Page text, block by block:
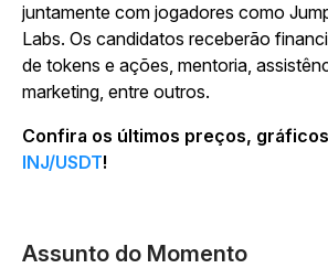
juntamente com jogadores como
Labs. Os candidatos receberão
de tokens e ações, mentoria,
marketing, entre outros.
Confira os últimos preços,
INJ/USDT!
Assunto do Momento